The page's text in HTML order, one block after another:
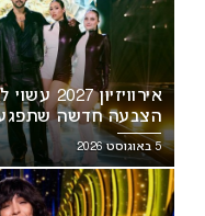
הצבעה חדשה
5 באוגוסט 2026